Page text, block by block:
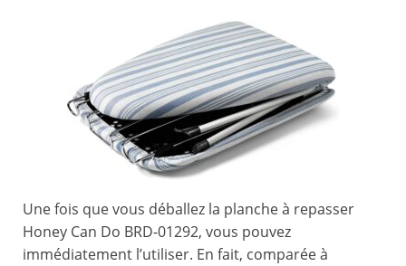
Une fois que vous déballez la planche à repasser
Honey Can Do BRD-01292, vous pouvez
immédiatement l’utiliser. En fait, comparée à